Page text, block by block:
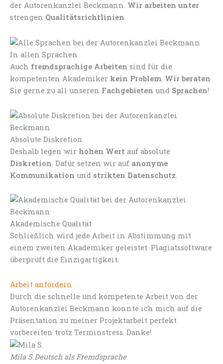
der Autorenkanzlei Beckmann. Wir arbeiten unter
strengen Qualitätsrichtlinien.
In allen Sprachen
Auch fremdsprachige Arbeiten sind für die
kompetenten Akademiker kein Problem. Wir beraten
Sie gerne zu all unseren Fachgebieten und Sprachen!
Absolute Diskretion
Deshalb legen wir hohen Wert auf absolute
Diskretion . Dafür setzen wir auf anonyme
Kommunikation und strikten Datenschutz
Akademische Qualität
Schließlich wird jede Arbeit in Abstimmung mit
einem zweiten Akademiker geleistet. Plagiatssoftware
überprüft die Einzigartigkeit.
Arbeit anfordern
Durch die schnelle und kompetente Arbeit von der
Autorenkanzlei Beckmann konnte ich mich auf die
Präsentation zu meiner Projektarbeit perfekt
vorbereiten trotz Terminstress. Danke!
Mila S.Deutsch als Fremdsprache